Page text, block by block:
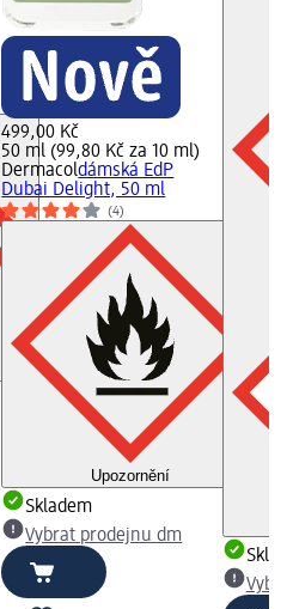
499,00 Kč
50 ml (99,80 Kč za 10 ml)
Dermacoldámská EdP
Dubai Delight, 50 ml
(4)
Upozornění
Skladem
Vybrat prodejnu dm